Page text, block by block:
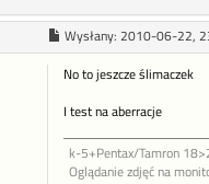
Wysłany: 2010-06-22,
No to jeszcze ślimaczek
I test na aberracje
k-5+Pentax/Tamron
Oglądanie zdjęć na